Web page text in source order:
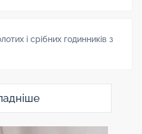
і срібних годинників з